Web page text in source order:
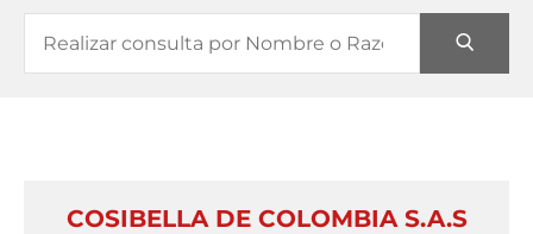
COSIBELLA DE COLOMBIA S.A.S